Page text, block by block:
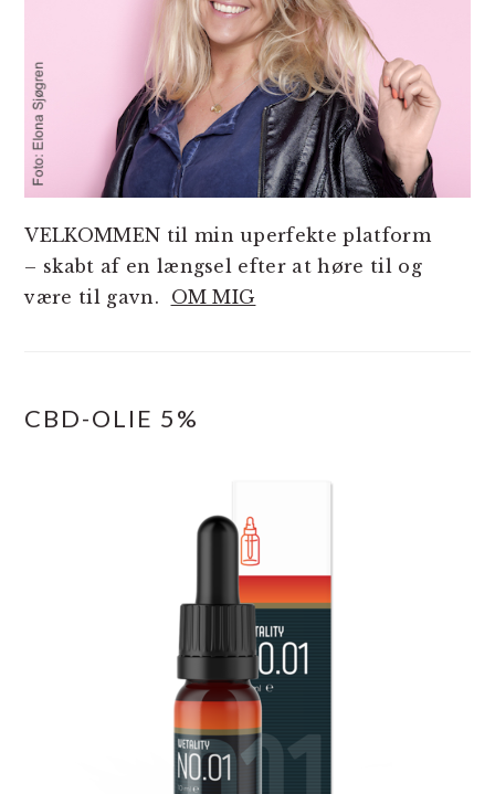
VELKOMMEN til min uperfekte platform
– skabt af en længsel efter at høre til og
være til gavn. OM MIG
CBD-OLIE 5%